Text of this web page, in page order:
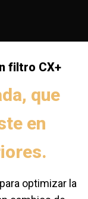
filtro CX+
que
en
optimizar la